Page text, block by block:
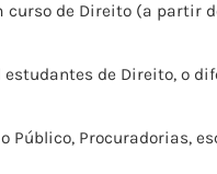
de Direito (a partir
de Direito, o
Público, Procuradorias,